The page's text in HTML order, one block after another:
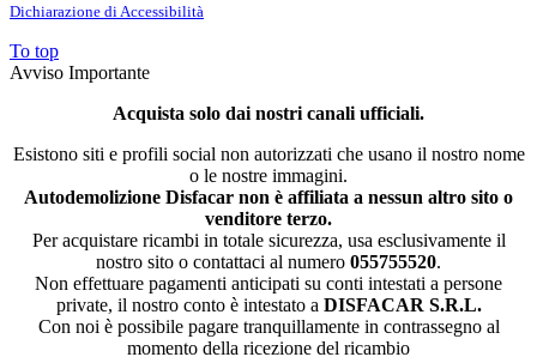
Dichiarazione di Accessibilità
To top
Avviso Importante
Acquista solo dai nostri canali ufficiali.
Esistono siti e profili social non autorizzati che usano il nostro nome
o le nostre immagini.
Autodemolizione Disfacar non è affiliata a nessun altro sito o
venditore terzo.
Per acquistare ricambi in totale sicurezza, usa esclusivamente il
nostro sito o contattaci al numero 055755520.
Non effettuare pagamenti anticipati su conti intestati a persone
private, il nostro conto è intestato a DISFACAR S.R.L.
Con noi è possibile pagare tranquillamente in contrassegno al
momento della ricezione del ricambio